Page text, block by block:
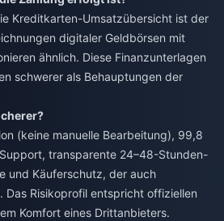
Kreditkarten-Umsatzübersicht ist der
digitaler Geldbörsen mit
ähnlich. Diese Finanzunterlagen
schwerer als Behauptungen der
(keine manuelle Bearbeitung), 99,8
transparente 24–48-Stunden-
und Käuferschutz, der auch
Risikoprofil entspricht offiziellen
Komfort eines Drittanbieters.